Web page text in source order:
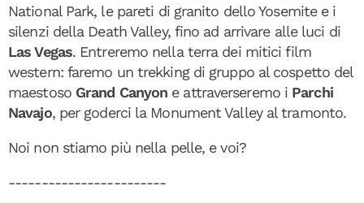
National Park, le pareti di granito dello Yosemite e i
silenzi della Death Valley, fino ad arrivare alle luci di
Las Vegas. Entreremo nella terra dei mitici film
western: faremo un trekking di gruppo al cospetto del
maestoso Grand Canyon e attraverseremo i Parchi
Navajo, per goderci la Monument Valley al tramonto.
Noi non stiamo più nella pelle, e voi?
------------------------